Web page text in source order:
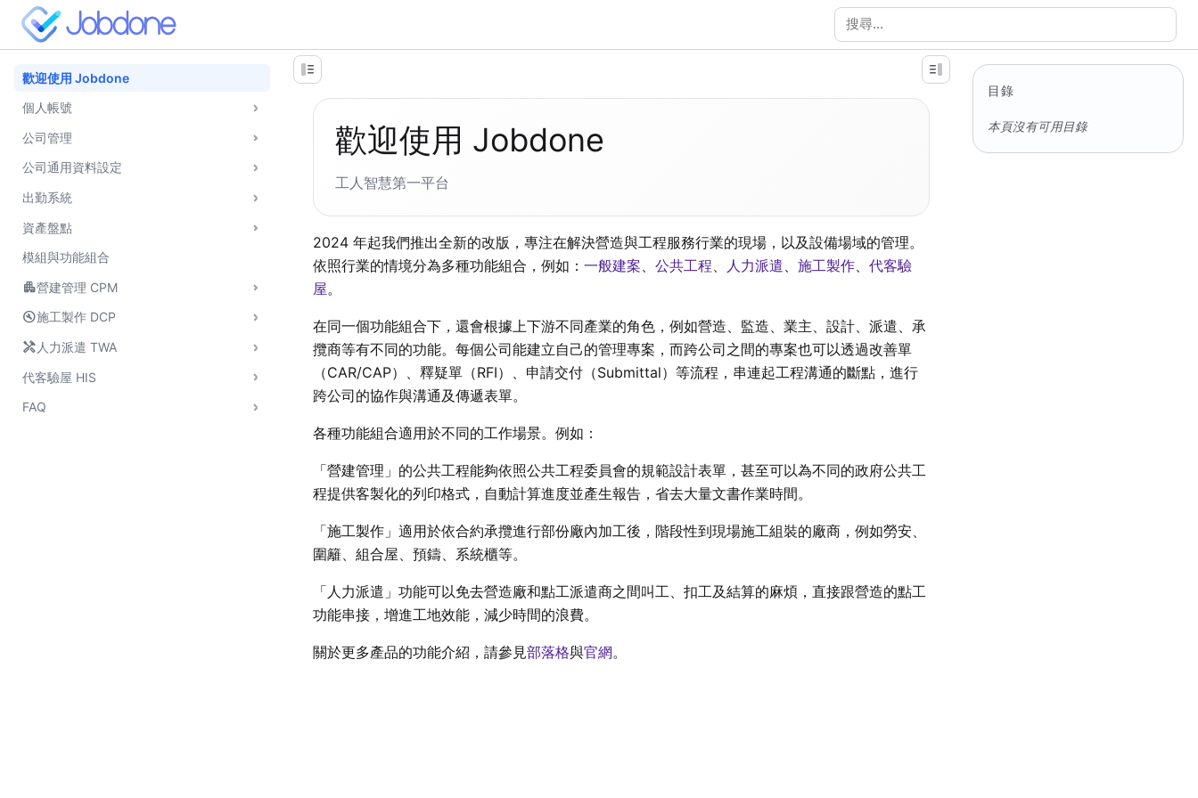
搜尋文件
歡迎使用 Jobdone
個人帳號
公司管理
公司通用資料設定
出勤系統
資產盤點
模組與功能組合
apartment營建管理 CPM
build_circle施工製作 DCP
handyman 人力派遣 TWA
代客驗屋 HIS
FAQ
歡迎使用 Jobdone
工人智慧第一平台
2024 年起我們推出全新的改版，專注在解決營造與工程服務行業的現場，以及設備場域的管理。
依照行業的情境分為多種功能組合，例如：一般建案 、公共工程 人力派遣 、施工製作 、代客驗
屋。
在同一個功能組合下，還會根據上下游不同產業的角色，例如營造、監造、業主、設計、派遣、承
攬商等有不同的功能。每個公司能建立自己的管理專案，而跨公司之間的專案也可以透過改善單
（CAR/CAP）、釋疑單（RFI）、申請交付（Submittal）等流程，串連起工程溝通的斷點，進行
跨公司的協作與溝通及傳遞表單。
各種功能組合適用於不同的工作場景。例如：
「營建管理」的公共工程能夠依照公共工程委員會的規範設計表單，甚至可以為不同的政府公共工
程提供客製化的列印格式，自動計算進度並產生報告，省去大量文書作業時間。
「施工製作」適用於依合約承攬進行部份廠內加工後，階段性到現場施工組裝的廠商，例如勞安、
圍籬、組合屋、預鑄、系統櫃等。
「人力派遣」功能可以免去營造廠和點工派遣商之間叫工、扣工及結算的麻煩，直接跟營造的點工
功能串接，增進工地效能，減少時間的浪費。
關於更多產品的功能介紹，請參見部落格與官網。
目錄
本頁沒有可用目錄